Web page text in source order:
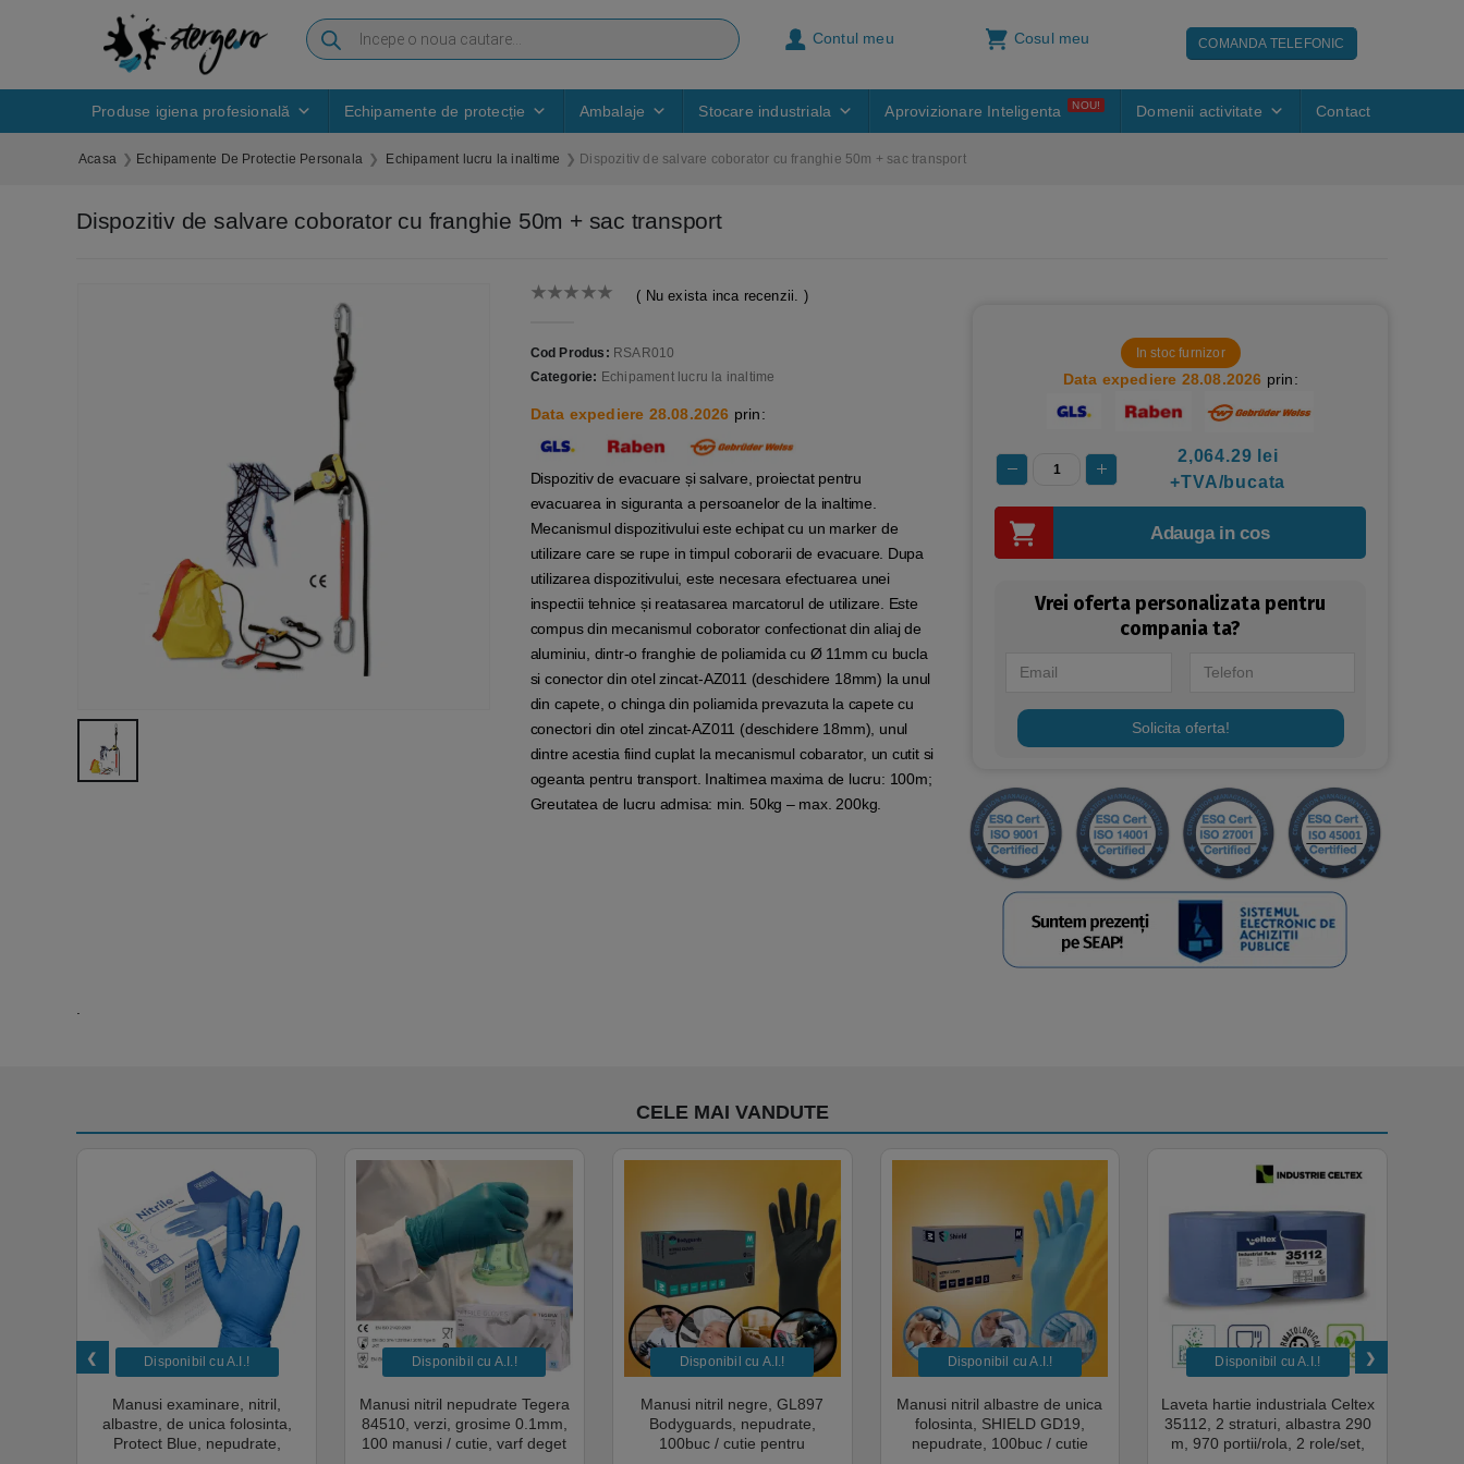
Contul meu Cosul meu COMANDA TELEFONIC
Produse igiena profesională Echipamente de protecție Ambalaje Stocare industriala Aprovizionare Inteligenta NOU! Domenii activitate Contact
Acasa Echipamente De Protectie Personala Echipament lucru la inaltime Dispozitiv de salvare coborator cu franghie 50m + sac transport
Dispozitiv de salvare coborator cu franghie 50m + sac transport
( Nu exista inca recenzii. )
Cod Produs: RSAR010
Categorie: Echipament lucru la inaltime
Data expediere 28.08.2026 prin:
Dispozitiv de evacuare și salvare, proiectat pentru
evacuarea in siguranta a persoanelor de la inaltime.
Mecanismul dispozitivului este echipat cu un marker de
utilizare care se rupe in timpul coborarii de evacuare. Dupa
utilizarea dispozitivului, este necesara efectuarea unei
inspectii tehnice și reatasarea marcatorul de utilizare. Este
compus din mecanismul coborator confectionat din aliaj de
aluminiu, dintr-o franghie de poliamida cu Ø 11mm cu bucla
si conector din otel zincat-AZ011 (deschidere 18mm) la unul
din capete, o chinga din poliamida prevazuta la capete cu
conectori din otel zincat-AZ011 (deschidere 18mm), unul
dintre acestia fiind cuplat la mecanismul cobarator, un cutit si
ogeanta pentru transport. Inaltimea maxima de lucru: 100m;
Greutatea de lucru admisa: min. 50kg – max. 200kg.
In stoc furnizor
Data expediere 28.08.2026 prin:
2,064.29 lei
+TVA/bucata
Adauga in cos
Vrei oferta personalizata pentru
compania ta?
Solicita oferta!
CELE MAI VANDUTE
Disponibil cu A.I.​!
Manusi examinare, nitril,
albastre, de unica folosinta,
Protect Blue, nepudrate,
Disponibil cu A.I.​!
Manusi nitril nepudrate Tegera
84510, verzi, grosime 0.1mm,
100 manusi / cutie, varf deget
Disponibil cu A.I.​!
Manusi nitril negre, GL897
Bodyguards, nepudrate,
100buc / cutie pentru
Disponibil cu A.I.​!
Manusi nitril albastre de unica
folosinta, SHIELD GD19,
nepudrate, 100buc / cutie
Disponibil cu A.I.​!
Laveta hartie industriala Celtex
35112, 2 straturi, albastra 290
m, 970 portii/rola, 2 role/set,